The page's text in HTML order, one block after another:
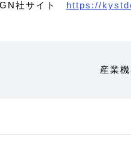
社サイト https://
産業